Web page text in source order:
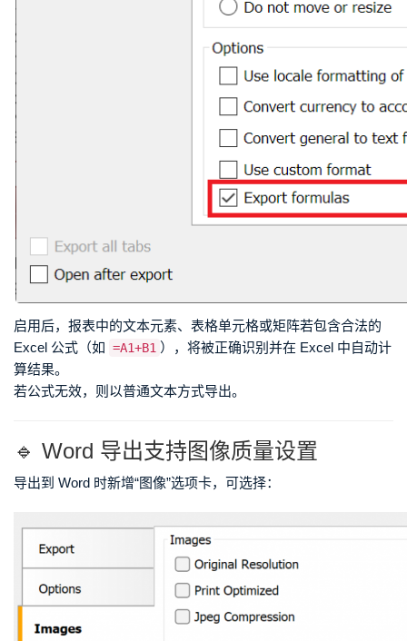
启用后，报表中的文本元素、表格单元格或矩阵若包含合法的
Excel 公式（如 =A1+B1 ），将被正确识别并在 Excel 中自动计
算结果。
若公式无效，则以普通文本方式导出。
🔹 Word 导出支持图像质量设置
导出到 Word 时新增“图像”选项卡，可选择：